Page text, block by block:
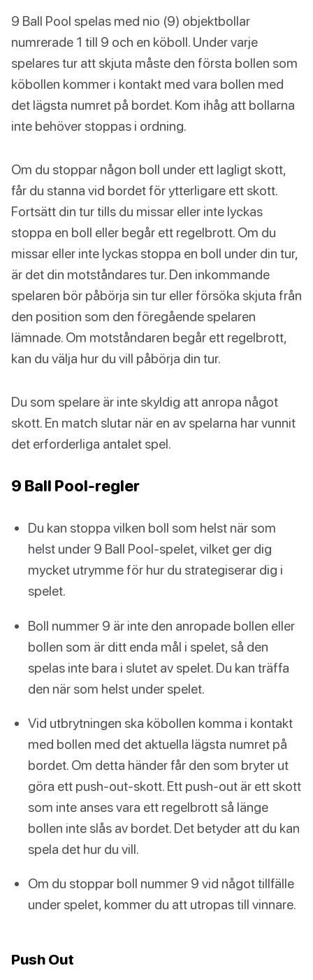
9 Ball Pool spelas med nio (9) objektbollar
numrerade 1 till 9 och en köboll. Under varje
spelares tur att skjuta måste den första bollen som
köbollen kommer i kontakt med vara bollen med
det lägsta numret på bordet. Kom ihåg att bollarna
inte behöver stoppas i ordning.
Om du stoppar någon boll under ett lagligt skott,
får du stanna vid bordet för ytterligare ett skott.
Fortsätt din tur tills du missar eller inte lyckas
stoppa en boll eller begår ett regelbrott. Om du
missar eller inte lyckas stoppa en boll under din tur,
är det din motståndares tur. Den inkommande
spelaren bör påbörja sin tur eller försöka skjuta från
den position som den föregående spelaren
lämnade. Om motståndaren begår ett regelbrott,
kan du välja hur du vill påbörja din tur.
Du som spelare är inte skyldig att anropa något
skott. En match slutar när en av spelarna har vunnit
det erforderliga antalet spel.
9 Ball Pool-regler
Du kan stoppa vilken boll som helst när som
helst under 9 Ball Pool-spelet, vilket ger dig
mycket utrymme för hur du strategiserar dig i
spelet.
Boll nummer 9 är inte den anropade bollen eller
bollen som är ditt enda mål i spelet, så den
spelas inte bara i slutet av spelet. Du kan träffa
den när som helst under spelet.
Vid utbrytningen ska köbollen komma i kontakt
med bollen med det aktuella lägsta numret på
bordet. Om detta händer får den som bryter ut
göra ett push-out-skott. Ett push-out är ett skott
som inte anses vara ett regelbrott så länge
bollen inte slås av bordet. Det betyder att du kan
spela det hur du vill.
Om du stoppar boll nummer 9 vid något tillfälle
under spelet, kommer du att utropas till vinnare.
Push Out